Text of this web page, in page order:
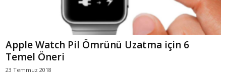
Apple Watch Pil Ömrünü Uzatma için 6
Temel Öneri
23 Temmuz 2018